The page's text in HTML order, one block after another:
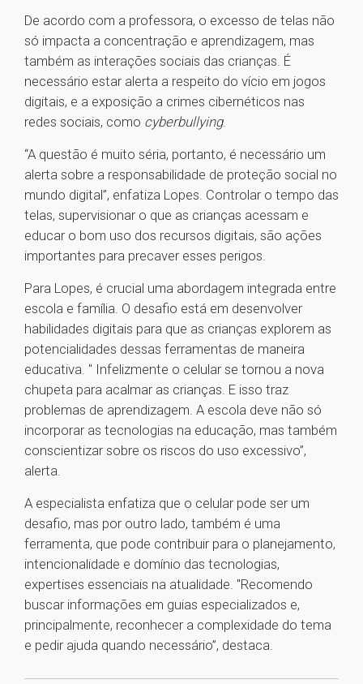
De acordo com a professora, o excesso de telas não
só impacta a concentração e aprendizagem, mas
também as interações sociais das crianças. É
necessário estar alerta a respeito do vício em jogos
digitais, e a exposição a crimes cibernéticos nas
redes sociais, como cyberbullying.
“A questão é muito séria, portanto, é necessário um
alerta sobre a responsabilidade de proteção social no
mundo digital”, enfatiza Lopes. Controlar o tempo das
telas, supervisionar o que as crianças acessam e
educar o bom uso dos recursos digitais, são ações
importantes para precaver esses perigos.
Para Lopes, é crucial uma abordagem integrada entre
escola e família. O desafio está em desenvolver
habilidades digitais para que as crianças explorem as
potencialidades dessas ferramentas de maneira
educativa. " Infelizmente o celular se tornou a nova
chupeta para acalmar as crianças. E isso traz
problemas de aprendizagem. A escola deve não só
incorporar as tecnologias na educação, mas também
conscientizar sobre os riscos do uso excessivo”,
alerta.
A especialista enfatiza que o celular pode ser um
desafio, mas por outro lado, também é uma
ferramenta, que pode contribuir para o planejamento,
intencionalidade e domínio das tecnologias,
expertises essenciais na atualidade. "Recomendo
buscar informações em guias especializados e,
principalmente, reconhecer a complexidade do tema
e pedir ajuda quando necessário”, destaca.
1